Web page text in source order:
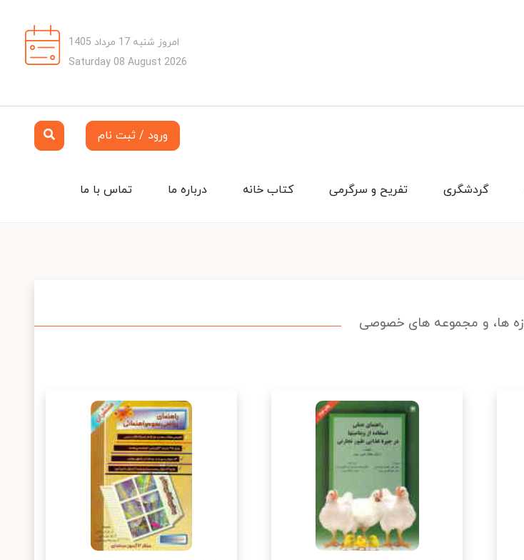
امروز شنبه 17 مرداد 1405
Saturday 08 August 2026
ورود / ثبت نام
تماس با ما درباره ما کتاب خانه تفریح و سرگرمی گردشگری
ها، و مجموعه های خصوصی